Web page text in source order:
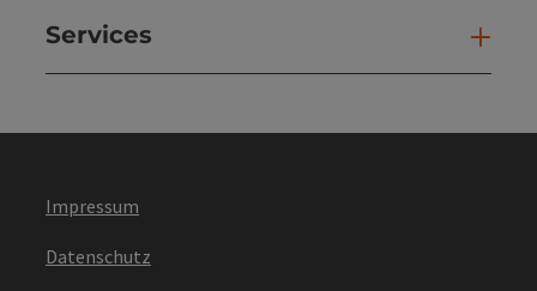
Services
Impressum
Datenschutz